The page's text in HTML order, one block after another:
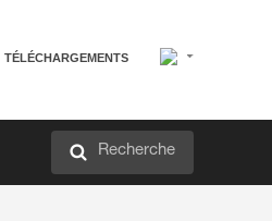
TÉLÉCHARGEMENTS
Recherche